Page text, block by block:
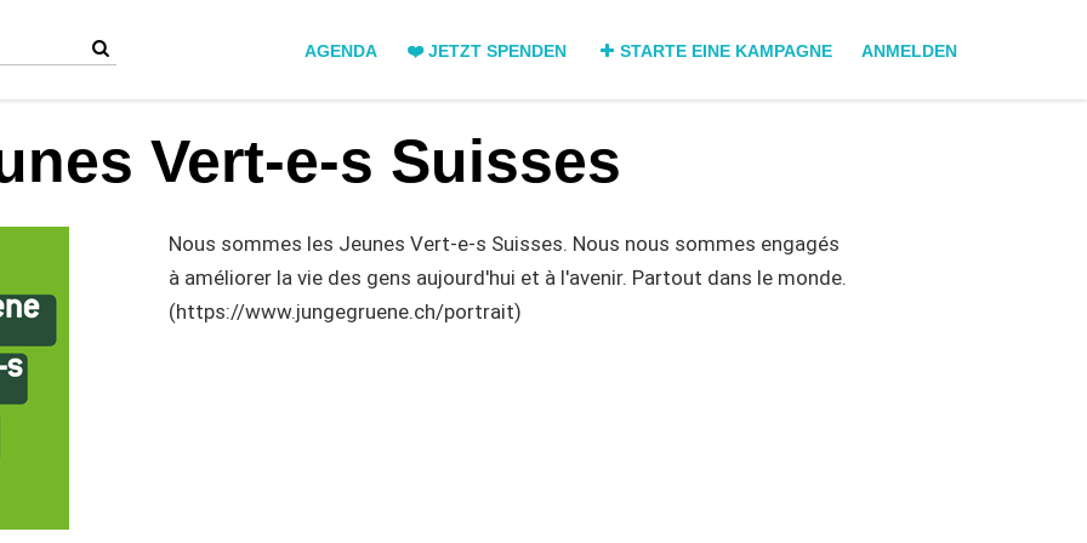
AGENDA ❤️ JETZT SPENDEN STARTE EINE KAMPAGNE ANMELDEN
Vert-e-s Suisses
Nous sommes les Jeunes Vert-e-s Suisses. Nous nous sommes engagés
à améliorer la vie des gens aujourd'hui et à l'avenir. Partout dans le monde.
(https://www.jungegruene.ch/portrait)